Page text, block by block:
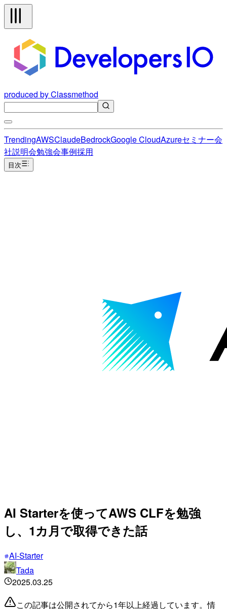
produced by Classmethod
TrendingAWSClaudeBedrockGoogle CloudAzureセミナー会
社説明会勉強会事例採用
目次
AI Starterを使ってAWS CLFを勉強
し、1カ月で取得できた話
AI-Starter
Tada
2025.03.25
この記事は公開されてから1年以上経過しています。情